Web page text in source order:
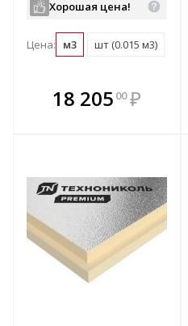
Хорошая цена!
Цена: м3 шт (0.015 м3)
18 205 00 ₽
В комплекте
всегда выгоднее!